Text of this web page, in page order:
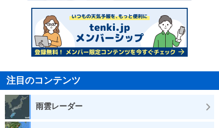
注目のコンテンツ
雨雲レーダー